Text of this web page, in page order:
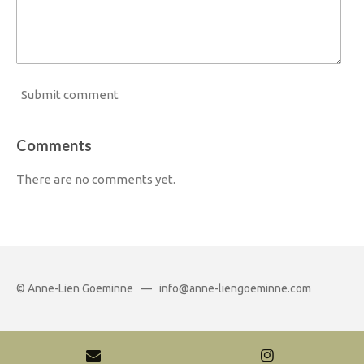
Submit comment
Comments
There are no comments yet.
© Anne-Lien Goeminne — info@anne-liengoeminne.com